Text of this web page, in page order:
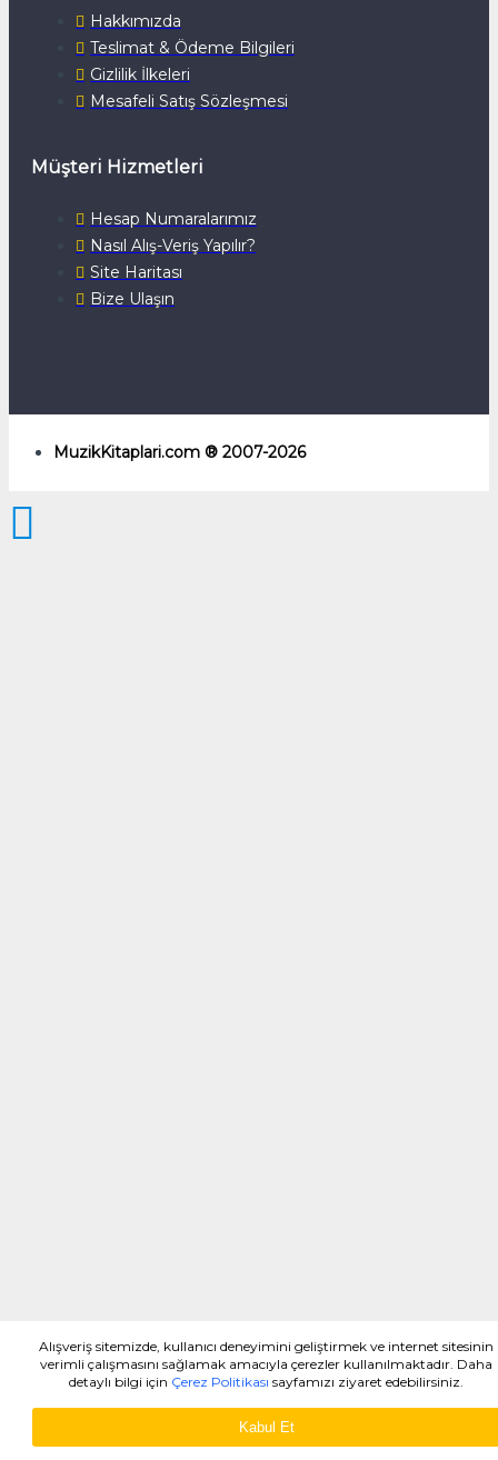
Hakkımızda
Teslimat & Ödeme Bilgileri
Gizlilik İlkeleri
Mesafeli Satış Sözleşmesi
Müşteri Hizmetleri
Hesap Numaralarımız
Nasıl Alış-Veriş Yapılır?
Site Haritası
Bize Ulaşın
MuzikKitaplari.com ® 2007-2026
Alışveriş sitemizde, kullanıcı deneyimini geliştirmek ve internet sitesinin
verimli çalışmasını sağlamak amacıyla çerezler kullanılmaktadır. Daha
detaylı bilgi için Çerez Politikası sayfamızı ziyaret edebilirsiniz.
Kabul Et